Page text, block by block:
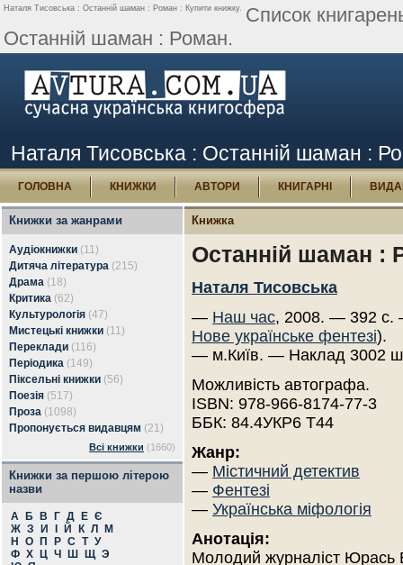
Наталя Тисовська : Останній шаман : Роман : Купити книжку. Список
Останній шаман : Роман.
Наталя Тисовська : Останній шаман :
ГОЛОВНА КНИЖКИ АВТОРИ КНИГАРНІ
Книжки за жанрами
Аудіокнижки (11)
Дитяча література (215)
Драма (18)
Критика (62)
Культурологія (47)
Мистецькі книжки (11)
Переклади (116)
Періодика (149)
Піксельні книжки (56)
Поезія (517)
Проза (1098)
Пропонується видавцям (21)
Всі книжки (1660)
Книжки за першою літерою
назви
А Б В Г Д Е Є
Ж З И Й К Л
М
Н
О П Р С Т У
Ф Х Ц Ч Ш Щ Э
Книжка
Останній шаман :
Наталя Тисовська
— Наш час, 2008. — 392 с.
Нове українське фентезі).
— м.Київ. — Наклад 3002
Можливість автографа.
ISBN: 978-966-8174-77-3
ББК: 84.4УКР6 Т44
Жанр:
— Містичний детектив
— Фентезі
— Українська міфологія
Анотація:
Молодий журналіст Юрась